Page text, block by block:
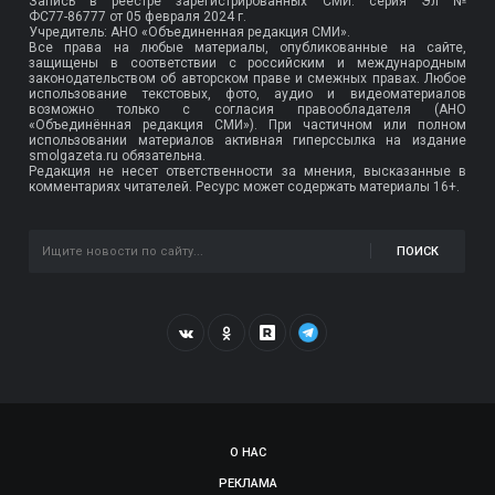
ФС77-86777 от 05 февраля 2024 г.
Учредитель: АНО «Объединенная редакция СМИ».
Все права на любые материалы, опубликованные на сайте,
защищены в соответствии с российским и международным
законодательством об авторском праве и смежных правах. Любое
использование текстовых, фото, аудио и видеоматериалов
возможно только с согласия правообладателя (АНО
«Объединённая редакция СМИ»). При частичном или полном
использовании материалов активная гиперссылка на издание
smolgazeta.ru обязательна.
Редакция не несет ответственности за мнения, высказанные в
комментариях читателей. Ресурс может содержать материалы 16+.
ПОИСК
О НАС
РЕКЛАМА